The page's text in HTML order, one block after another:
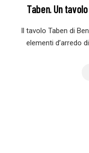
Taben. Un
Il tavolo Taben di
elementi d’arredo